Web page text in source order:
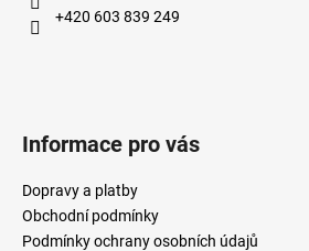
+420 603 839 249
Informace pro vás
Dopravy a platby
Obchodní podmínky
Podmínky ochrany osobních údajů